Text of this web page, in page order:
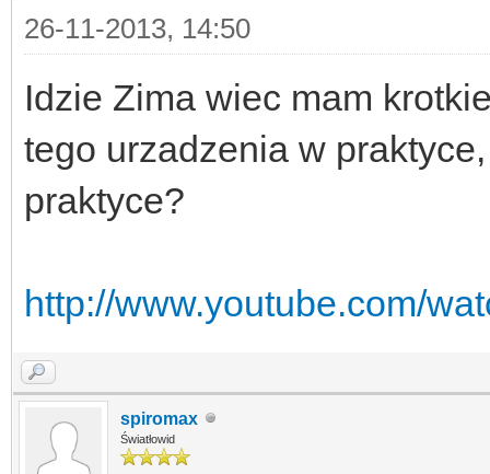
26-11-2013, 14:50
Idzie Zima wiec mam
tego urzadzenia w
praktyce?
http://www.youtube.com/
spiromax
Światłowid